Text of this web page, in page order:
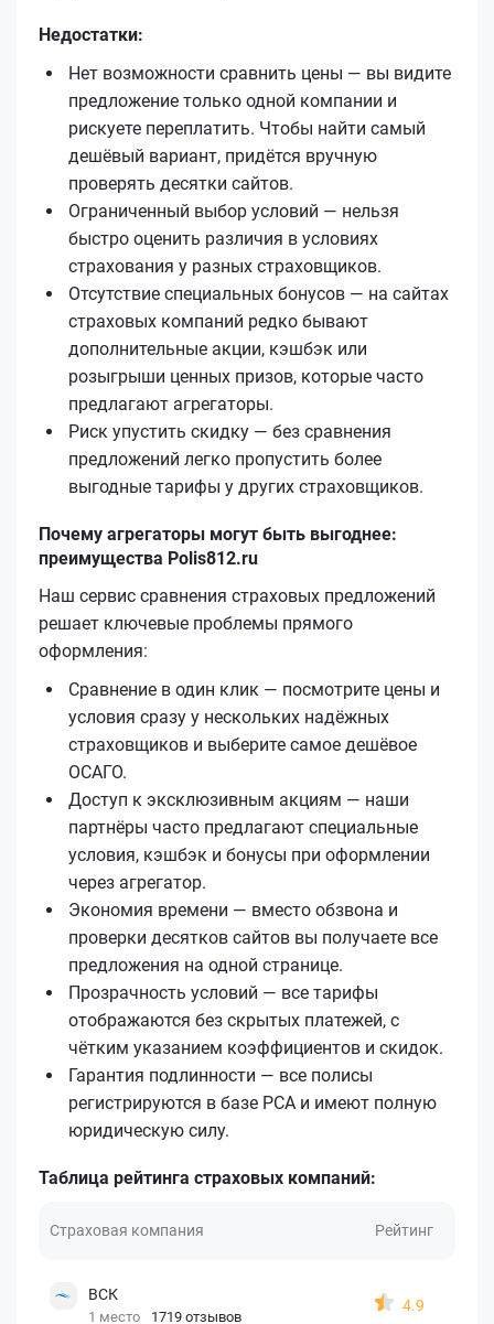
Недостатки:
Нет возможности сравнить цены — вы видите
предложение только одной компании и
рискуете переплатить. Чтобы найти самый
дешёвый вариант, придётся вручную
проверять десятки сайтов.
Ограниченный выбор условий — нельзя
быстро оценить различия в условиях
страхования у разных страховщиков.
Отсутствие специальных бонусов — на сайтах
страховых компаний редко бывают
дополнительные акции, кэшбэк или
розыгрыши ценных призов, которые часто
предлагают агрегаторы.
Риск упустить скидку — без сравнения
предложений легко пропустить более
выгодные тарифы у других страховщиков.
Почему агрегаторы могут быть выгоднее:
преимущества Polis812.ru
Наш сервис сравнения страховых предложений
решает ключевые проблемы прямого
оформления:
Сравнение в один клик — посмотрите цены и
условия сразу у нескольких надёжных
страховщиков и выберите самое дешёвое
ОСАГО.
Доступ к эксклюзивным акциям — наши
партнёры часто предлагают специальные
условия, кэшбэк и бонусы при оформлении
через агрегатор.
Экономия времени — вместо обзвона и
проверки десятков сайтов вы получаете все
предложения на одной странице.
Прозрачность условий — все тарифы
отображаются без скрытых платежей, с
чётким указанием коэффициентов и скидок.
Гарантия подлинности — все полисы
регистрируются в базе РСА и имеют полную
юридическую силу.
Таблица рейтинга страховых компаний:
Страховая компания Рейтинг
ВСК
1 место 1719 отзывов
4.9